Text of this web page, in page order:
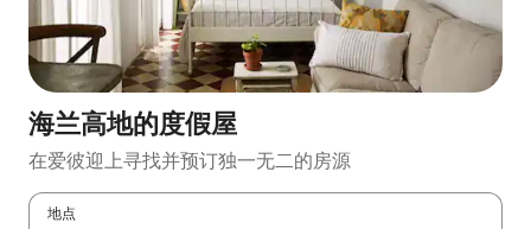
海兰高地的度假屋
在爱彼迎上寻找并预订独一无二的房源
地点